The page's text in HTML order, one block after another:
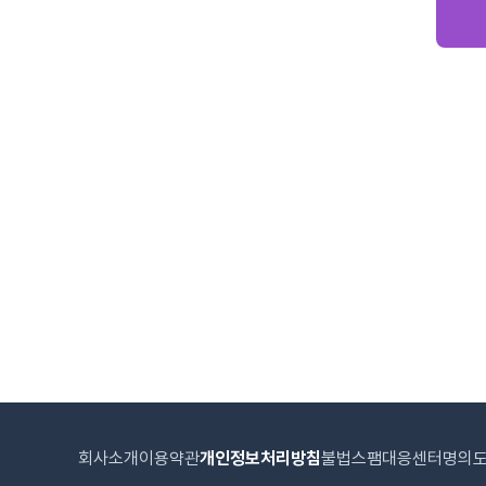
회사소개 이용약관개인정보처리방침불법스팸대응센터 명의